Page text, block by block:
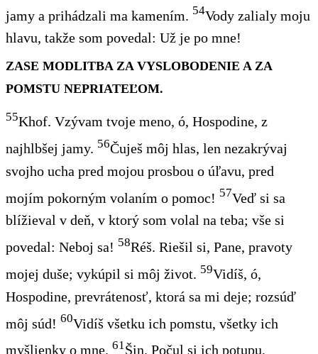
jamy a prihádzali ma kamením.
54Vody zalialy moju
hlavu, takže som povedal: Už je po mne!
ZASE MODLITBA ZA VYSLOBODENIE A ZA
POMSTU NEPRIATEĽOM.
55Khof. Vzývam tvoje meno, ó, Hospodine, z
najhlbšej jamy. 56Čuješ môj hlas, len nezakrývaj
svojho ucha pred mojou prosbou o úľavu, pred
mojím pokorným volaním o pomoc! 57Veď si sa
blížieval v deň, v ktorý som volal na teba; vše si
povedal: Neboj sa! 58Réš. Riešil si, Pane, pravoty
mojej duše; vykúpil si môj život. 59Vidíš, ó,
Hospodine, prevrátenosť, ktorá sa mi deje; rozsúď
môj súd! 60Vidíš všetku ich pomstu, všetky ich
myšlienky o mne. 61Šin. Počul si ich potupu,